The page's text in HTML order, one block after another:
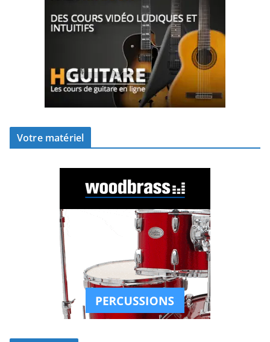
Votre matériel